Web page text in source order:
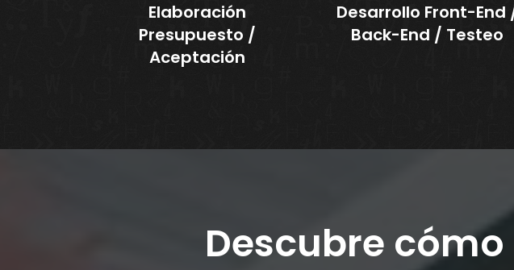
Elaboración
Presupuesto /
Aceptación
Desarrollo Front-End
Back-End / Testeo
Descubre